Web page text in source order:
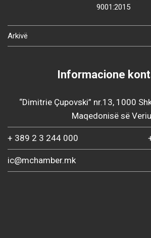
9001:2015
Arkivë
Informacione
“Dimitrie Çupovski” nr.13, 1000
Maqedonisë së
+ 389 2 3 244 000
ic@mchamber.mk